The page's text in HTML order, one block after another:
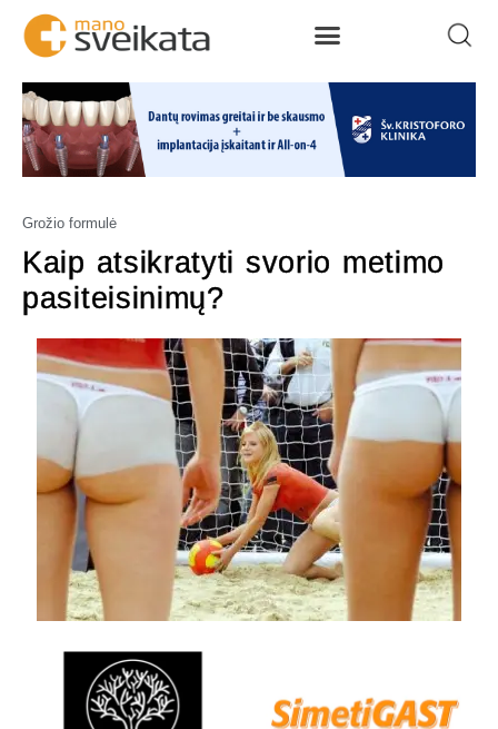
Grožio formulė
Kaip atsikratyti svorio metimo
pasiteisinimų?